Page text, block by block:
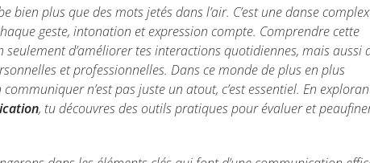
bien plus que des mots jetés dans l’air. C’est une danse
geste, intonation et expression compte. Comprendre cette
d’améliorer tes interactions quotidiennes, mais aussi
et professionnelles. Dans ce monde de plus en plus
n’est pas juste un atout, c’est essentiel. En
, tu découvres des outils pratiques pour évaluer et